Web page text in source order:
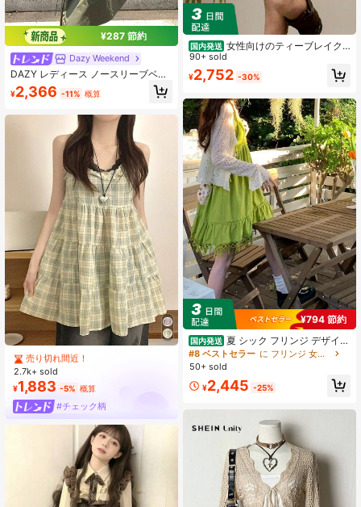
¥287 節約
Dazy Weekend
DAZY レディース ノースリーブベス
ト&スカート 無地 韓国風 2点セット
夏用
¥2,366 -11% 概算
#4 ベストセラー
カーキ 女性用トップス、ブラウス、Tシャツ
売り切れ間近！
#4 ベストセラー
売り切れ間近！
#4 ベストセラー
売り切れ間近！
#4 ベストセラー
売り切れ間近！
2.7k+ sold
¥1,883 -5% 概算
#チェック柄
国内発送 女性向けのティーブレイク
刺繍フローラルプリントスクエアネ
ックドレス、2025年の新しいエレガ
ントで高品質の夏のスタイル、ウエ
立てるロングタイアップスカートを
特徴としています。
90+ sold
¥2,752 -30%
¥794 節約
国内発送 夏 シック フリンジ デザイン
ストラップワンピース 可愛い 若見え
フリンジ オフショルダーワンピース
ース おしゃれかわいいアンチエイジ
ングフリンジデザインオフショルダ
ーワンピース 若者向け
#8 ベストセラー
に フリンジ 女性のドレス
50+ sold
¥2,445 -25%